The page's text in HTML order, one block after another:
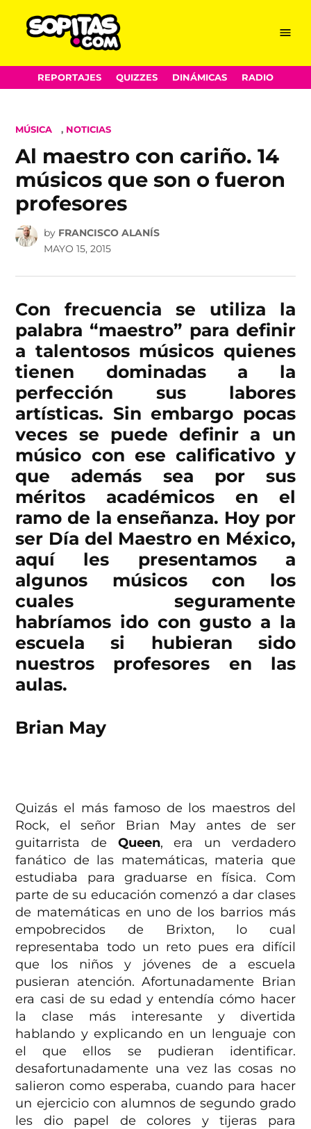
Skip
to
Menu
REPORTAJES QUIZZES DINÁMICAS RADIO
POSTED
MÚSICA , NOTICIAS
Al maestro con cariño. 14
músicos que son o fueron
profesores
by FRANCISCO ALANÍS
MAYO 15, 2015
Con frecuencia se utiliza la
palabra “maestro” para definir
a talentosos músicos quienes
tienen dominadas a la
perfección sus labores
artísticas. Sin embargo pocas
veces se puede definir a un
músico con ese calificativo y
que además sea por sus
méritos académicos en el
ramo de la enseñanza. Hoy por
ser Día del Maestro en México,
aquí les presentamos a
algunos músicos con los
cuales seguramente
habríamos ido con gusto a la
escuela si hubieran sido
nuestros profesores en las
aulas.
Brian May
Quizás el más famoso de los maestros del
Rock, el señor Brian May antes de ser
guitarrista de Queen, era un verdadero
fanático de las matemáticas, materia que
estudiaba para graduarse en física. Com
parte de su educación comenzó a dar clases
de matemáticas en uno de los barrios más
empobrecidos de Brixton, lo cual
representaba todo un reto pues era difícil
que los niños y jóvenes de a escuela
pusieran atención. Afortunadamente Brian
era casi de su edad y entendía cómo hacer
la clase más interesante y divertida
hablando y explicando en un lenguaje con
el que ellos se pudieran identificar.
desafortunadamente una vez las cosas no
salieron como esperaba, cuando para hacer
un ejercicio con alumnos de segundo grado
les dio papel de colores y tijeras para